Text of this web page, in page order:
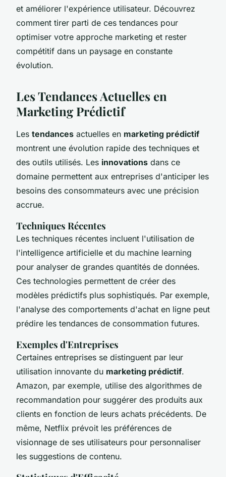
et améliorer l'expérience utilisateur. Découvrez
comment tirer parti de ces tendances pour
optimiser votre approche marketing et rester
compétitif dans un paysage en constante
évolution.
Les Tendances Actuelles en
Marketing Prédictif
Les tendances actuelles en marketing prédictif
montrent une évolution rapide des techniques et
des outils utilisés. Les innovations dans ce
domaine permettent aux entreprises d'anticiper les
besoins des consommateurs avec une précision
accrue.
Techniques Récentes
Les techniques récentes incluent l'utilisation de
l'intelligence artificielle et du machine learning
pour analyser de grandes quantités de données.
Ces technologies permettent de créer des
modèles prédictifs plus sophistiqués. Par exemple,
l'analyse des comportements d'achat en ligne peut
prédire les tendances de consommation futures.
Exemples d'Entreprises
Certaines entreprises se distinguent par leur
utilisation innovante du marketing prédictif.
Amazon, par exemple, utilise des algorithmes de
recommandation pour suggérer des produits aux
clients en fonction de leurs achats précédents. De
même, Netflix prévoit les préférences de
visionnage de ses utilisateurs pour personnaliser
les suggestions de contenu.